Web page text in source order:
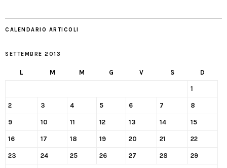
CALENDARIO ARTICOLI
SETTEMBRE 2013
L M M G V S D
1
2 3 4 5 6 7 8
9 10 11 12 13 14 15
16 17 18 19 20 21 22
23 24 25 26 27 28 29